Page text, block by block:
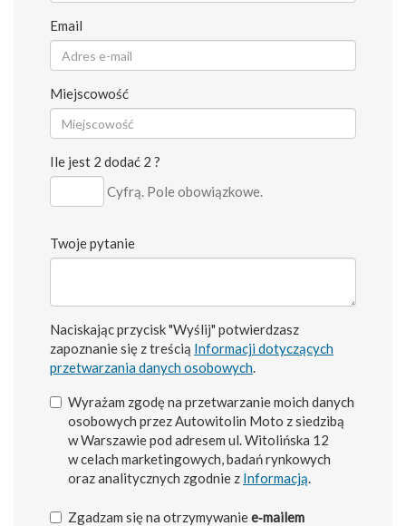
Email
Miejscowość
Ile jest 2 dodać 2 ?
Cyfrą. Pole obowiązkowe.
Twoje pytanie
Naciskając przycisk "Wyślij" potwierdzasz
zapoznanie się z treścią Informacji dotyczących
przetwarzania danych osobowych.
Wyrażam zgodę na przetwarzanie moich danych
osobowych przez Autowitolin Moto z siedzibą
w Warszawie pod adresem ul. Witolińska 12
w celach marketingowych, badań rynkowych
oraz analitycznych zgodnie z Informacją.
Zgadzam się na otrzymywaniee‑mailem